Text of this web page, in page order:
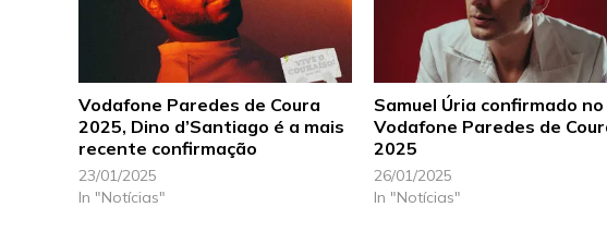
Vodafone Paredes de Coura
2025, Dino d’Santiago é a mais
recente confirmação
23/01/2025
In "Notícias"
Samuel Úria confirmado no
Vodafone Paredes de
2025
26/01/2025
In "Notícias"